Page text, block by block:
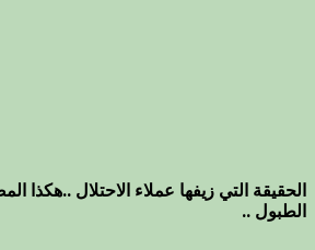
الحقيقة التي زيفها عملاء الاحتلال ..هكذا
الطبول ..